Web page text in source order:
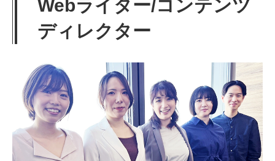
Webライター/コンテンツ
ディレクター